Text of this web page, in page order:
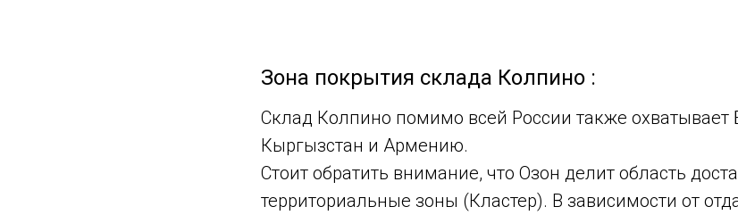
Зона покрытия склада Колпино :
Склад Колпино помимо всей России также охватывает
Кыргызстан и Армению.
Стоит обратить внимание, что Озон делит область
территориальные зоны (Кластер). В зависимости от